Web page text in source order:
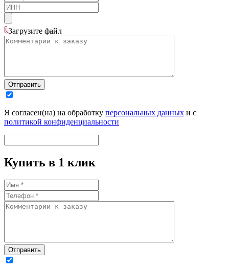
Загрузите файл
Отправить
Я согласен(на) на обработку персональных данных и с
политикой конфиденциальности
Купить в 1 клик
Отправить